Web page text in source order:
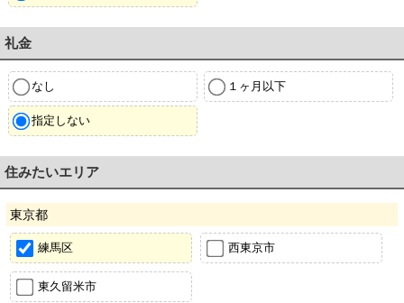
礼金
なし １ヶ月以下
指定しない
住みたいエリア
東京都
練馬区 西東京市
東久留米市